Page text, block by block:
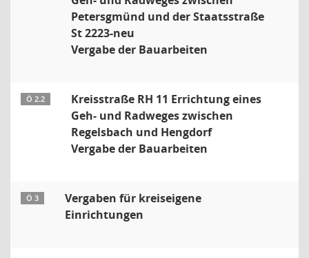
Petersgmünd und der Staatsstraße
St 2223-neu
Vergabe der Bauarbeiten
Ö 2.2
Kreisstraße RH 11 Errichtung eines
Geh- und Radweges zwischen
Regelsbach und Hengdorf
Vergabe der Bauarbeiten
Ö 3
Vergaben für kreiseigene
Einrichtungen